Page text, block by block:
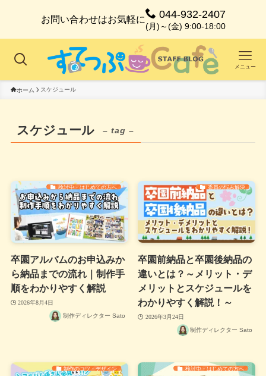
お問い合わせはお気軽に 044-932-2407
(月)～(金) 9:00-18:00
メニュー
ホーム スケジュール
スケジュール – tag –
検討中・はじめての方へ
卒園アルバムのお申込みか
ら納品までの流れ｜制作手
順をわかりやすく解説
2026年8月4日
制作ディレクター Sato
委員の悩み解決
卒園前納品と卒園後納品の
違いとは？～メリット・デ
メリットとスケジュールを
わかりやすく解説！～
2026年3月24日
制作ディレクター Sato
制作のコツ・デザイン 検討中・はじめての方へ